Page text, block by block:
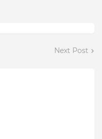
Next Post